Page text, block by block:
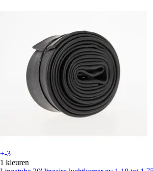
+-3
1 kleuren